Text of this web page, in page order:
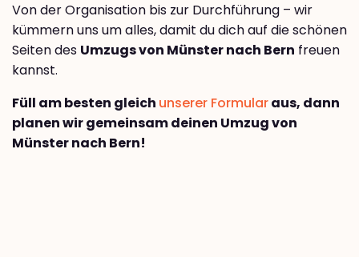
Von der Organisation bis zur Durchführung – wir
kümmern uns um alles, damit du dich auf die schönen
Seiten des Umzugs von Münster nach Bern freuen
kannst.
Füll am besten gleich unserer Formularaus, dann
planen wir gemeinsam deinen Umzug von
Münster nach Bern!